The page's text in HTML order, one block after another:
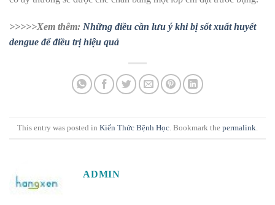
>>>>>Xem thêm: Những điều cần lưu ý khi bị sốt xuất huyết
dengue để điều trị hiệu quả
This entry was posted in Kiến Thức Bệnh Học . Bookmark the permalink
ADMIN